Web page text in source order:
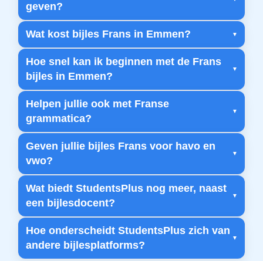
geven?
Wat kost bijles Frans in Emmen?
Hoe snel kan ik beginnen met de Frans
bijles in Emmen?
Helpen jullie ook met Franse
grammatica?
Geven jullie bijles Frans voor havo en
vwo?
Wat biedt StudentsPlus nog meer, naast
een bijlesdocent?
Hoe onderscheidt StudentsPlus zich van
andere bijlesplatforms?